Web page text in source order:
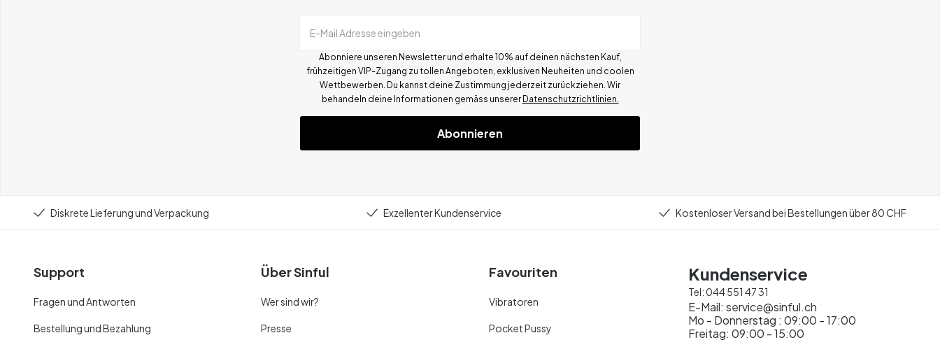
E-Mail Adresse eingeben
Abonniere unseren Newsletter und erhalte 10% auf deinen nächsten Kauf,
frühzeitigen VIP-Zugang zu tollen Angeboten, exklusiven Neuheiten und coolen
Wettbewerben. Du kannst deine Zustimmung jederzeit zurückziehen. Wir
behandeln deine Informationen gemäss unserer Datenschutzrichtlinien.
Abonnieren
Diskrete Lieferung und Verpackung Exzellenter Kundenservice Kostenloser Versand bei Bestellungen über 80 CHF
Support
Fragen und Antworten
Bestellung und Bezahlung
Über Sinful
Wer sind wir?
Presse
Favouriten
Vibratoren
Pocket Pussy
Kundenservice
Tel:044 551 47 31
E-Mail: service@sinful.ch
Mo - Donnerstag : 09:00 - 17:00
Freitag: 09:00 - 15:00